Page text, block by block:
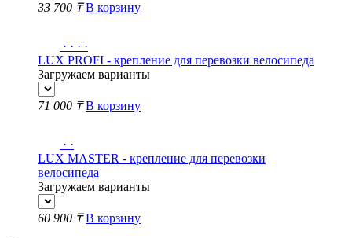
33 700 ₸ В корзину
· · · ·
LUX PROFI - крепление для перевозки велосипеда
Загружаем варианты
71 000 ₸ В корзину
· ·
LUX MASTER - крепление для перевозки
велосипеда
Загружаем варианты
60 900 ₸ В корзину